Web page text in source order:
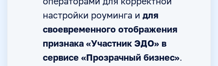
операторами для корректной
настройки роуминга и для
своевременного отображения
признака «Участник ЭДО» в
сервисе «Прозрачный бизнес».